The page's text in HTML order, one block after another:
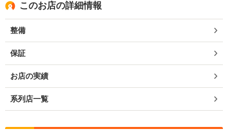
このお店の詳細情報
整備
保証
お店の実績
系列店一覧